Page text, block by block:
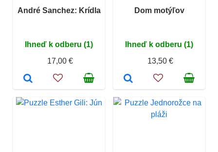
André Sanchez: Krídla
Ihneď k odberu (1)
17,00 €
Dom motýľov
Ihneď k odberu (1)
13,50 €